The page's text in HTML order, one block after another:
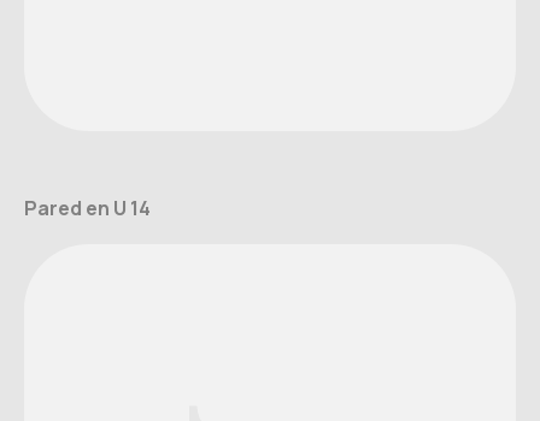
Pared en U 14